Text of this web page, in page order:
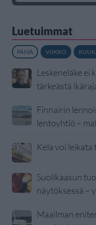
Luetuimmat
PÄIVÄ VIIKKO
Leskeneläke ei
tärkeästä
Finnairin
lentoyhtiö –
Kela voi
Suolikaasun
näytöksessä –
Maailman